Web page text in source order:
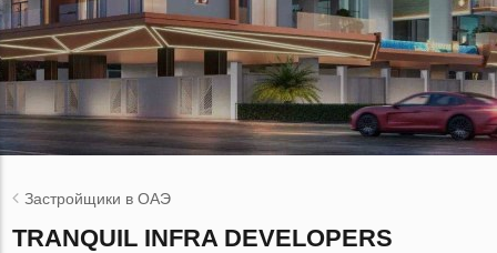
Застройщики в ОАЭ
TRANQUIL INFRA DEVELOPERS